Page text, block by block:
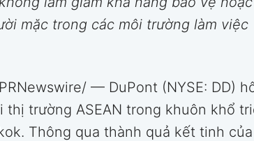
mặc trong các môi trường làm việc
— DuPont (NYSE: DD)
thị trường ASEAN trong khuôn khổ
Thông qua thành quả kết tinh của